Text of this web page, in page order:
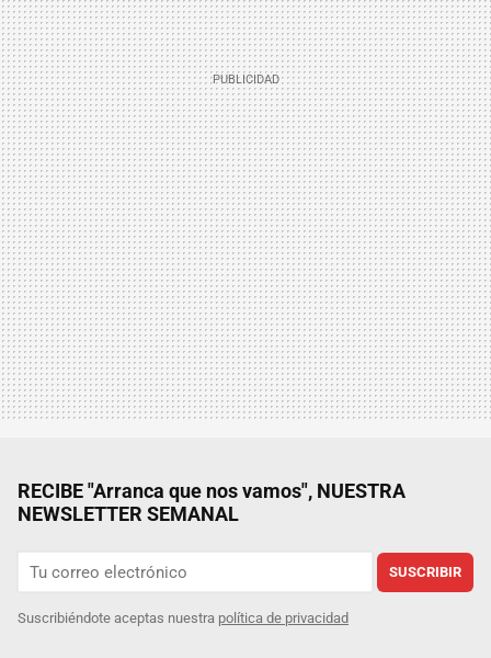
RECIBE "Arranca que nos vamos", NUESTRA
NEWSLETTER SEMANAL
SUSCRIBIR
Suscribiéndote aceptas nuestra política de privacidad